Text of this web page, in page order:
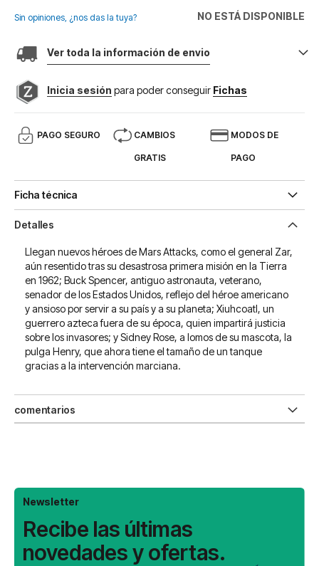
galería
imágenes
NO ESTÁ DISPONIBLE
Sin opiniones, ¿nos das la tuya?
Ver toda la información de envio
Inicia sesión para poder conseguir Fichas
PAGO SEGURO CAMBIOS
GRATIS
MODOS DE
PAGO
Ficha técnica
Detalles
Llegan nuevos héroes de Mars Attacks, como el general Zar,
aún resentido tras su desastrosa primera misión en la Tierra
en 1962; Buck Spencer, antiguo astronauta, veterano,
senador de los Estados Unidos, reflejo del héroe americano
y ansioso por servir a su país y a su planeta; Xiuhcoatl, un
guerrero azteca fuera de su época, quien impartirá justicia
sobre los invasores; y Sidney Rose, a lomos de su mascota, la
pulga Henry, que ahora tiene el tamaño de un tanque
gracias a la intervención marciana.
comentarios
Newsletter
Recibe las últimas
novedades y ofertas.